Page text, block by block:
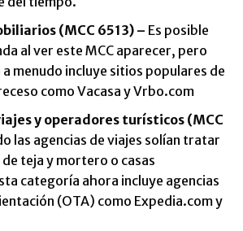
(MCC 6513) – Es posible
al ver este MCC aparecer, pero
menudo incluye sitios populares de
como Vacasa y Vrbo.com
y operadores turísticos (MCC
las agencias de viajes solían tratar
teja y mortero o casas
categoría ahora incluye agencias
(OTA) como Expedia.com y